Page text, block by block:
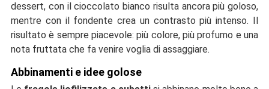
dessert, con il cioccolato bianco risulta ancora più goloso,
mentre con il fondente crea un contrasto più intenso. Il
risultato è sempre piacevole: più colore, più profumo e una
nota fruttata che fa venire voglia di assaggiare.
Abbinamenti e idee golose